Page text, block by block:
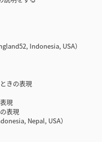
Indonesia, USA）
きの表現
現
表現
Nepal, USA）